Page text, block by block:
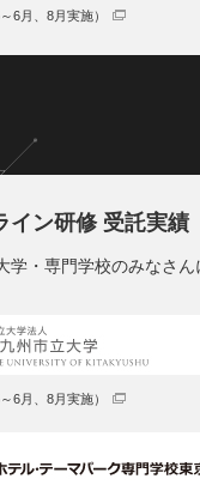
6月、8月実施）
イン研修 受託実績
学・専門学校のみなさん
6月、8月実施）